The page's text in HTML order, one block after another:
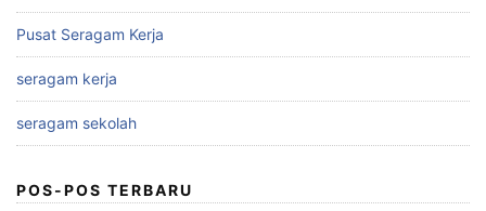
Pusat Seragam Kerja
seragam kerja
seragam sekolah
POS-POS TERBARU